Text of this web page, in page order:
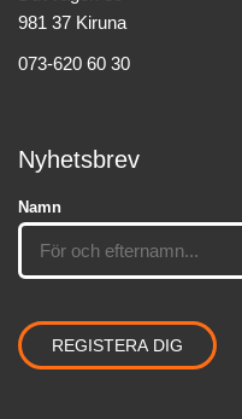
981 37 Kiruna
073-620 60 30
Nyhetsbrev
Namn